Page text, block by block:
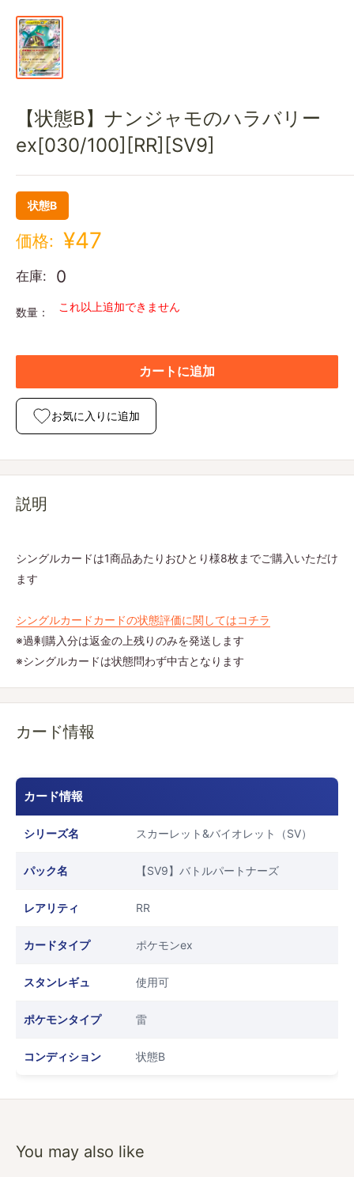
【状態B】ナンジャモのハラバリー
ex[030/100][RR][SV9]
状態B
価格: ¥47
在庫: 0
数量： これ以上追加できません
カートに追加
お気に入りに追加
説明
シングルカードは1商品あたりおひとり様8枚までご購入いただけ
ます
シングルカードカードの状態評価に関してはコチラ
※過剰購入分は返金の上残りのみを発送します
※シングルカードは状態問わず中古となります
カード情報
カード情報
シリーズ名 スカーレット&バイオレット（SV）
パック名 【SV9】バトルパートナーズ
レアリティ RR
カードタイプ ポケモンex
スタンレギュ 使用可
ポケモンタイプ 雷
コンディション 状態B
You may also like